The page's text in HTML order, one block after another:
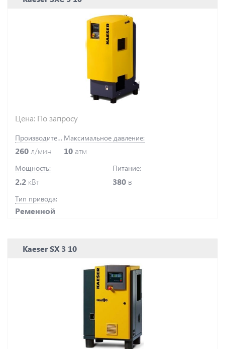
Цена: По запросу
Производительность:
260л/мин
Максимальное давление:
10 атм
Мощность:
2.2 кВт
Питание:
380 в
Тип привода:
Ременной
Kaeser SX 3 10